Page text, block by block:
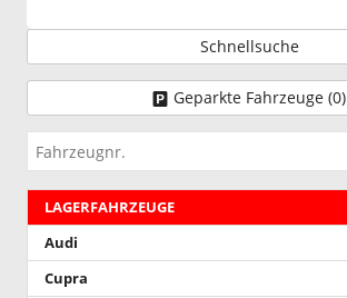
Schnellsuche
Geparkte Fahrzeuge (0)
Fahrzeugnr.
LAGERFAHRZEUGE
Audi
Cupra